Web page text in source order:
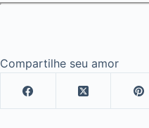
Compartilhe seu amor